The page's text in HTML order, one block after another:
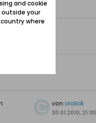
von crolick
30.01.2010, 21:30
and cookie
your
where